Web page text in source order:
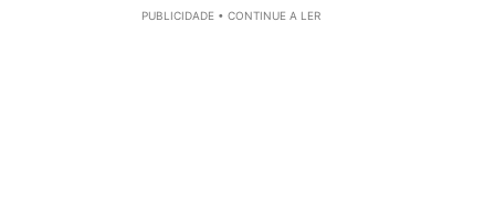
PUBLICIDADE • CONTINUE A LER